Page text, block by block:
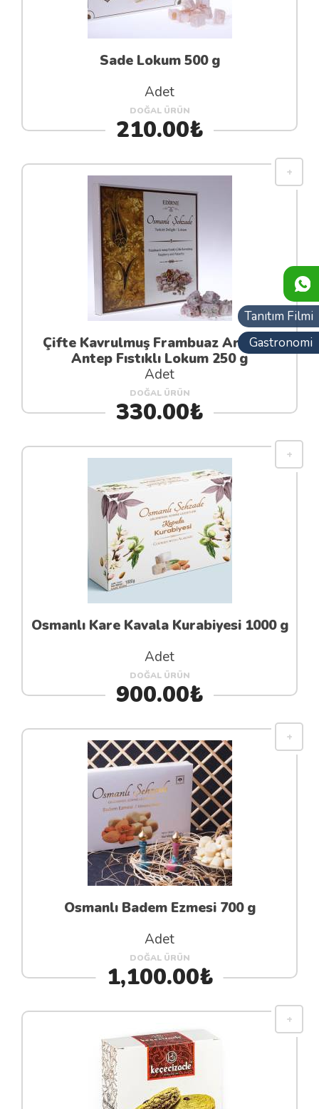
Sade Lokum 500 g
Adet
DOĞAL ÜRÜN
210.00₺
Çifte Kavrulmuş Frambuaz Aromalı
Antep Fıstıklı Lokum 250 g
Adet
DOĞAL ÜRÜN
330.00₺
Osmanlı Kare Kavala Kurabiyesi 1000 g
Adet
DOĞAL ÜRÜN
900.00₺
Osmanlı Badem Ezmesi 700 g
Adet
DOĞAL ÜRÜN
1,100.00₺
Tanıtım Filmi
Gastronomi